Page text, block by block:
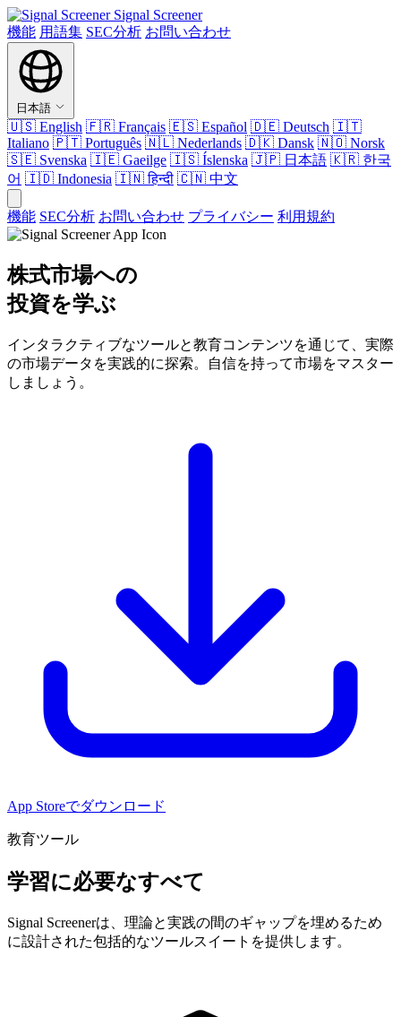
Signal Screener
機能 用語集 SEC分析 お問い合わせ
日本語
🇺🇸 English 🇫🇷 Français 🇪🇸 Español 🇩🇪 Deutsch 🇮🇹
Italiano 🇵🇹 Português 🇳🇱 Nederlands 🇩🇰 Dansk 🇳🇴 Norsk
🇸🇪 Svenska 🇮🇪 Gaeilge 🇮🇸 Íslenska 🇯🇵 日本語 🇰🇷 한국
어 🇮🇩 Indonesia 🇮🇳हिन्दी 🇨🇳 中文
機能 SEC分析 お問い合わせ プライバシー 利用規約
株式市場への
投資を学ぶ
インタラクティブなツールと教育コンテンツを通じて、実際
の市場データを実践的に探索。自信を持って市場をマスター
しましょう。
App Storeでダウンロード
教育ツール
学習に必要なすべて
Signal Screenerは、理論と実践の間のギャップを埋めるため
に設計された包括的なツールスイートを提供します。